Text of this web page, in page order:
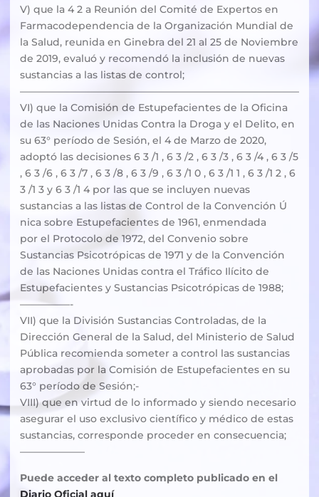
V) que la 4 2 a Reunión del Comité de Expertos en
Farmacodependencia de la Organización Mundial de
la Salud, reunida en Ginebra del 21 al 25 de Noviembre
de 2019, evaluó y recomendó la inclusión de nuevas
sustancias a las listas de control;
————————————————————————————
VI) que la Comisión de Estupefacientes de la Oficina
de las Naciones Unidas Contra la Droga y el Delito, en
su 63° período de Sesión, el 4 de Marzo de 2020,
adoptó las decisiones 6 3 /1 , 6 3 /2 , 6 3 /3 , 6 3 /4 , 6 3 /5
, 6 3 /6 , 6 3 /7 , 6 3 /8 , 6 3 /9 , 6 3 /1 0 , 6 3 /1 1 , 6 3 /1 2 , 6
3 /1 3 y 6 3 /1 4 por las que se incluyen nuevas
sustancias a las listas de Control de la Convención Ú
nica sobre Estupefacientes de 1961, enmendada
por el Protocolo de 1972, del Convenio sobre
Sustancias Psicotrópicas de 1971 y de la Convención
de las Naciones Unidas contra el Tráfico Ilícito de
Estupefacientes y Sustancias Psicotrópicas de 1988;
—————-
VII) que la División Sustancias Controladas, de la
Dirección General de la Salud, del Ministerio de Salud
Pública recomienda someter a control las sustancias
aprobadas por la Comisión de Estupefacientes en su
63° período de Sesión;-
VIII) que en virtud de lo informado y siendo necesario
asegurar el uso exclusivo científico y médico de estas
sustancias, corresponde proceder en consecuencia;
——————–
Puede acceder al texto completo publicado en el
Diario Oficial aquí